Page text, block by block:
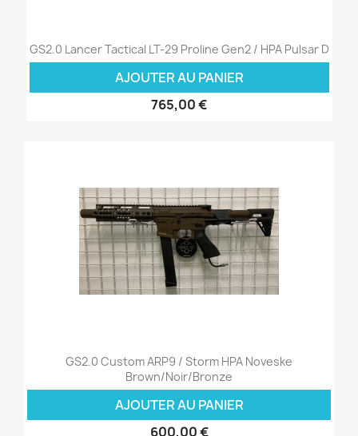
GS2.0 Lancer Tactical LT-29 Proline Gen2 / HPA Pulsar D
AJOUTER AU PANIER
765,00 €
GS2.0 Custom ARP9 / Storm HPA Noveske
Brown/Noir/Bronze
AJOUTER AU PANIER
600,00 €